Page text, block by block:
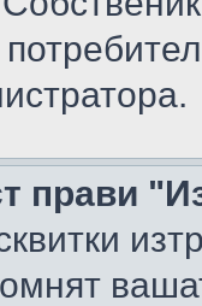
прави